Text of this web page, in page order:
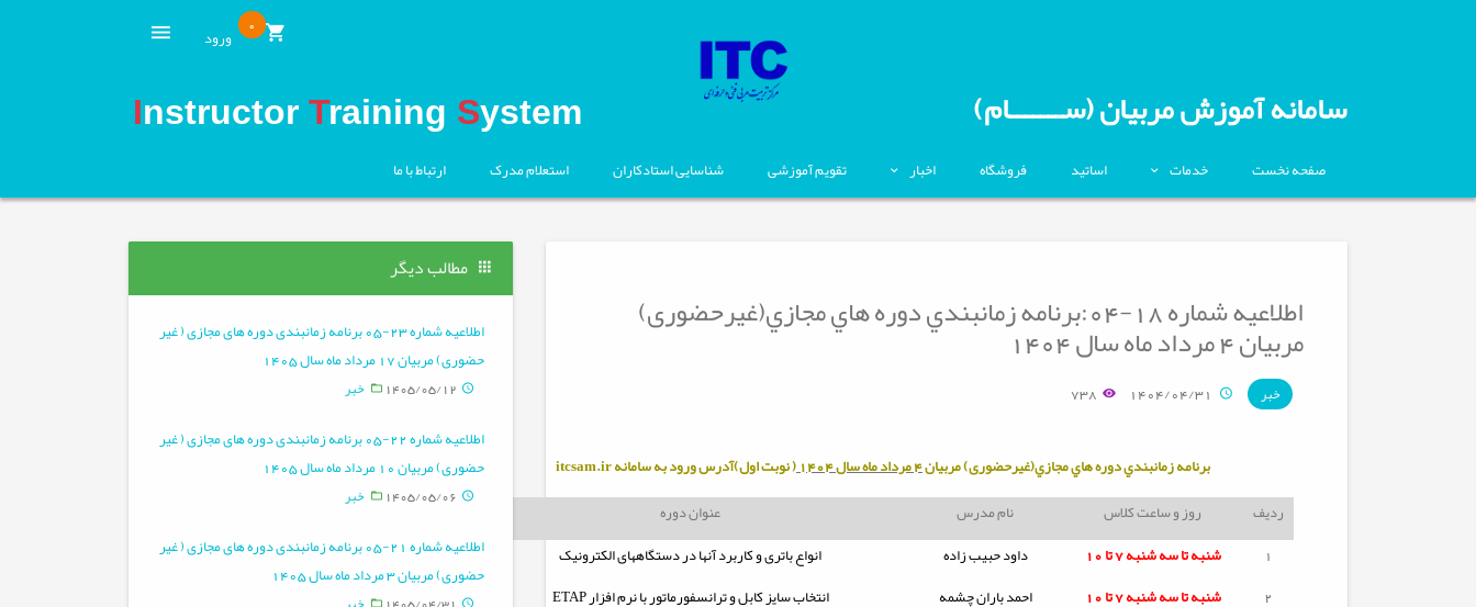
0 ورود
سامانه آموزش مربیان (ســـــــام) Instructor Training System
صفحه نخست خدمات اساتید فروشگاه اخبار تقویم آموزشی شناسایی استادکاران استعلام مدرک ارتباط با ما
اطلاعیه شماره 18-04:برنامه زمانبندي دوره هاي مجازي(غیرحضوری)
مربيان 4 مرداد ماه سال 1404
خبر 1404/04/31
738
برنامه زمانبندي دوره هاي مجازي(غیرحضوری) مربيان4 مرداد ماه سال 1404 ( نوبت اول)آدرس ورود به سامانهitcsam.ir
ردیف
روز و ساعت کلاس نام مدرس
عنوان دوره
1
شنبه تاسه شنبه7 تا 10 داود حبیب زاده
انواع باتری و کاربرد آنها در دستگاههای الکترونیک
2
شنبه تاسه شنبه7 تا 10 احمد باران چشمه انتخاب سایز کابل و ترانسفورماتور با نرم افزارETAP
مطالب دیگر
اطلاعیه شماره 23-05 برنامه زمانبندی دوره های مجازی ( غیر
حضوری) مربیان 17 مرداد ماه سال 1405
1405/05/12 خبر
اطلاعیه شماره 22-05 برنامه زمانبندی دوره های مجازی ( غیر
حضوری) مربیان 10 مرداد ماه سال 1405
1405/05/06 خبر
اطلاعیه شماره 21-05 برنامه زمانبندی دوره های مجازی ( غیر
حضوری) مربیان 3 مرداد ماه سال 1405